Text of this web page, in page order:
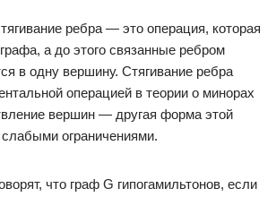
ребра — это операция, которая
а до этого связанные ребром
в одну вершину. Стягивание ребра
операцией в теории о минорах
вершин — другая форма этой
ограничениями.
что граф G гипогамильтонов, если